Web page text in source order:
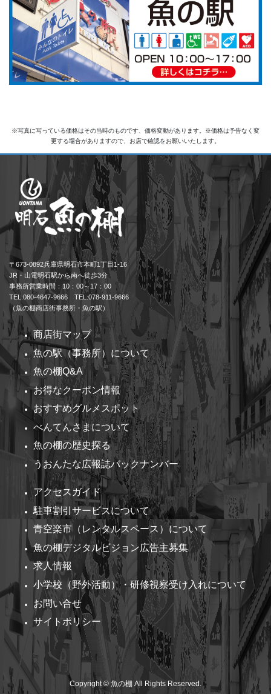
※写真に写っている価格はその当時のものです、価格変動があります。※価格は予告なく変
更する場合がありますので、お店で確認をお願いいたします。
〒673-0892兵庫県明石市本町1丁目1-16
JR・山電明石駅から南へ徒歩3分
事務所営業時間：10：00～17：00
TEL:080-4647-9666 TEL:078-911-9666
（魚の棚商店街事務所・魚の駅）
商店街マップ
魚の駅（事務所）について
魚の棚Q&A
お得なクーポン情報
おすすめグルメスポット
べんてんさまについて
魚の棚の歴史探る
うおんたな広報誌バックナンバー
アクセスガイド
駐車割引サービスについて
青空楽市（レンタルスペース）について
魚の棚デジタルビジョン広告主募集
求人情報
小学校（野外活動）・研修視察受け入れについて
お問い合せ
サイトポリシー
Copyright © 魚の棚 All Rights Reserved.